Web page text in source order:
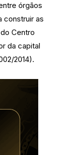
órgãos
construir as
Centro
da capital
2014).